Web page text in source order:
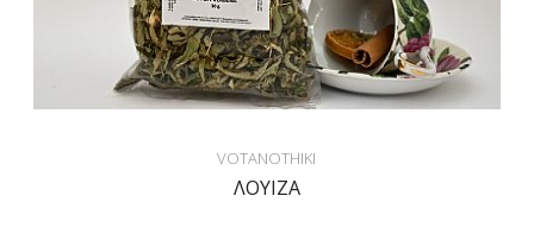
VOTANOTHIKI
ΛΟΥΙΖΑ